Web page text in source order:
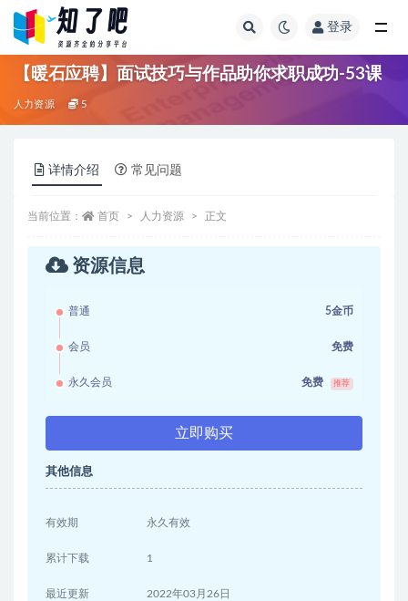
登录
【暖石应聘】面试技巧与作品助你求职成功-53课
人力资源 5
详情介绍 常见问题
当前位置： 首页 人力资源 正文
资源信息
普通 5金币
会员 免费
永久会员 免费 推荐
立即购买
其他信息
有效期 永久有效
累计下载 1
最近更新 2022年03月26日
全部